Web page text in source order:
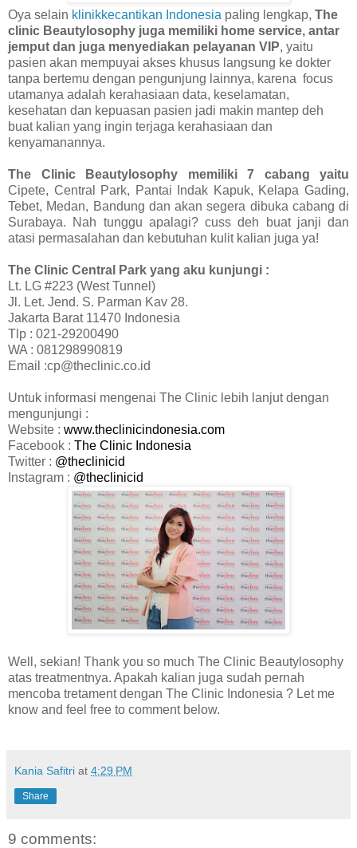
Oya selain klinikkecantikan Indonesia paling lengkap, The
clinic Beautylosophy juga memiliki home service, antar
jemput dan juga menyediakan pelayanan VIP, yaitu
pasien akan mempuyai akses khusus langsung ke dokter
tanpa bertemu dengan pengunjung lainnya, karena focus
utamanya adalah kerahasiaan data, keselamatan,
kesehatan dan kepuasan pasien jadi makin mantep deh
buat kalian yang ingin terjaga kerahasiaan dan
kenyamanannya.
The Clinic Beautylosophy memiliki 7 cabang yaitu
Cipete, Central Park, Pantai Indak Kapuk, Kelapa Gading,
Tebet, Medan, Bandung dan akan segera dibuka cabang di
Surabaya. Nah tunggu apalagi? cuss deh buat janji dan
atasi permasalahan dan kebutuhan kulit kalian juga ya!
The Clinic Central Park yang aku kunjungi :
Lt. LG #223 (West Tunnel)
Jl. Let. Jend. S. Parman Kav 28.
Jakarta Barat 11470 Indonesia
Tlp : 021-29200490
WA : 081298990819
Email :cp@theclinic.co.id
Untuk informasi mengenai The Clinic lebih lanjut dengan
mengunjungi :
Website : www.theclinicindonesia.com
Facebook : The Clinic Indonesia
Twitter : @theclinicid
Instagram : @theclinicid
Well, sekian! Thank you so much The Clinic Beautylosophy
atas treatmentnya. Apakah kalian juga sudah pernah
mencoba tretament dengan The Clinic Indonesia ? Let me
know and feel free to comment below.
Kania Safitri at 4:29 PM
Share
9 comments: